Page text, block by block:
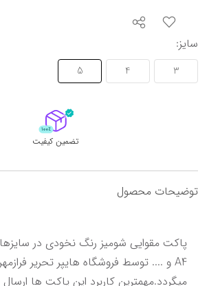
سایز:
3
4
5
تضمین کیفیت
توضیحات محصول